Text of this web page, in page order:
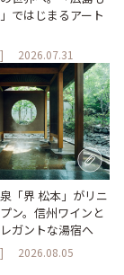
ではじまるアート
2026.07.31
「界 松本」がリニ
ン。信州ワインと
ガントな湯宿へ
2026.08.05